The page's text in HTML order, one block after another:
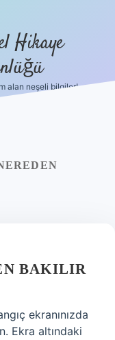
Hikaye
alan neşeli bilgiler!
BAKILIR
​​ekranınızda
Ekra altındaki